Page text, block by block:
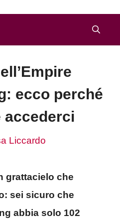
ecco perché
accederci
Liccardo
grattacielo che
sei sicuro che
abbia solo 102